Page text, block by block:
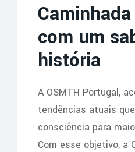
com um
história
A OSMTH Portugal,
tendências atuais
consciência para
Com esse objetivo, a